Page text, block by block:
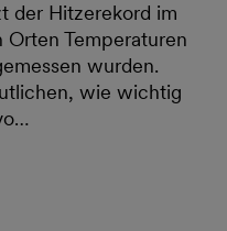
der Hitzerekord im
Temperaturen
wurden.
wie wichtig